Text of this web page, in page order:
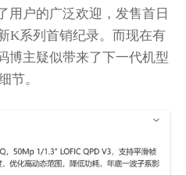
用户的广泛欢迎，发售首日
K系列首销纪录。而现在有
博主疑似带来了下一代机型
节。